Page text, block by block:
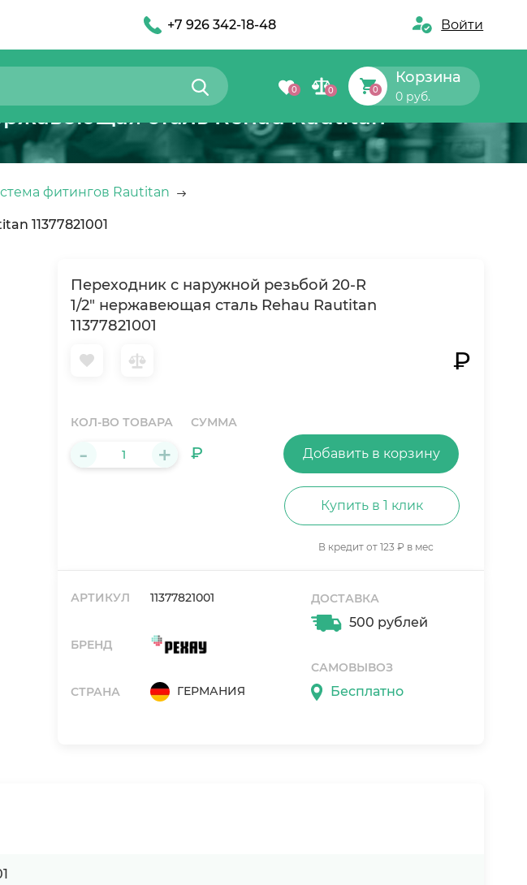
+7 926 342-18-48 Войти
0 0 0
Корзина
0 руб.
сталь Rehau Rautitan
фитингов Rautitan
11377821001
Переходник с наружной резьбой 20-R
1/2" нержавеющая сталь Rehau Rautitan
11377821001
₽
КОЛ-ВО ТОВАРА
- +
СУММА
₽ Добавить в корзину
Купить в 1 клик
В кредит от 123 ₽ в мес
АРТИКУЛ 11377821001
БРЕНД
СТРАНА ГЕРМАНИЯ
ДОСТАВКА
500 рублей
САМОВЫВОЗ
Бесплатно